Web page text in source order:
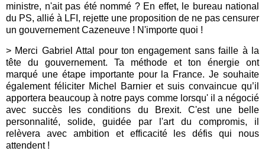
ministre, n'ait pas été nommé ? En effet, le bureau national
du PS, allié à LFI, rejette une proposition de ne pas censurer
un gouvernement Cazeneuve ! N'importe quoi !
> Merci Gabriel Attal pour ton engagement sans faille à la
tête du gouvernement. Ta méthode et ton énergie ont
marqué une étape importante pour la France. Je souhaite
également féliciter Michel Barnier et suis convaincue qu’il
apportera beaucoup à notre pays comme lorsqu' il a négocié
avec succès les conditions du Brexit. C'est une belle
personnalité, solide, guidée par l'art du compromis, il
relèvera avec ambition et efficacité les défis qui nous
attendent !